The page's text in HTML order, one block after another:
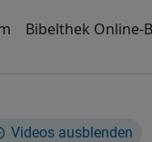
Bibelthek Online-
Videos ausblenden